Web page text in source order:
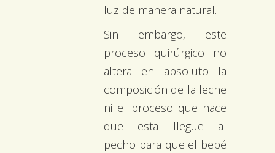
luz de manera natural.
Sin embargo, este
proceso quirúrgico no
altera en absoluto la
composición de la leche
ni el proceso que hace
que esta llegue al
pecho para que el bebé